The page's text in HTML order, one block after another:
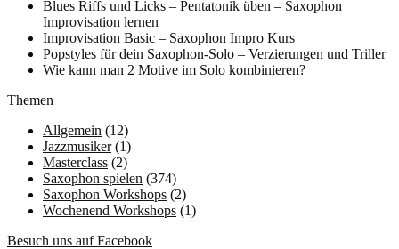
Blues Riffs und Licks – Pentatonik üben – Saxophon
Improvisation lernen
Improvisation Basic – Saxophon Impro Kurs
Popstyles für dein Saxophon-Solo – Verzierungen und Triller
Wie kann man 2 Motive im Solo kombinieren?
Themen
Allgemein (12)
Jazzmusiker(1)
Masterclass (2)
Saxophon spielen (374)
Saxophon Workshops (2)
Wochenend Workshops (1)
Besuch uns auf Facebook